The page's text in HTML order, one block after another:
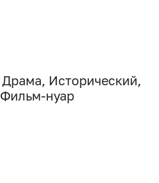
Драма, Исторический,
Фильм-нуар